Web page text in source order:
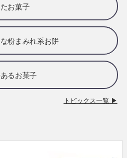
お菓子
粉まみれ系お餅
るお菓子
トピックス一覧 ▶